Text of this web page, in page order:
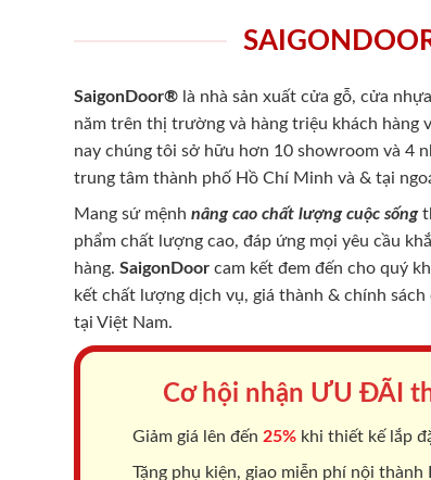
SaigonDoor® là nhà sản xuất cửa gỗ, cửa
năm trên thị trường và hàng triệu khách hàng
nay chúng tôi sở hữu hơn 10 showroom và 4
trung tâm thành phố Hồ Chí Minh và & tại
Mang sứ mệnh nâng cao chất lượng cuộc sống
phẩm chất lượng cao, đáp ứng mọi yêu cầu
hàng. SaigonDoor cam kết đem đến cho quý
kết chất lượng dịch vụ, giá thành & chính
tại Việt Nam.
Cơ hội nhận ƯU ĐÃI
Giảm giá lên đến 25% khi thiết kế lắp
Tặng phụ kiện, giao miễn phí nội thành